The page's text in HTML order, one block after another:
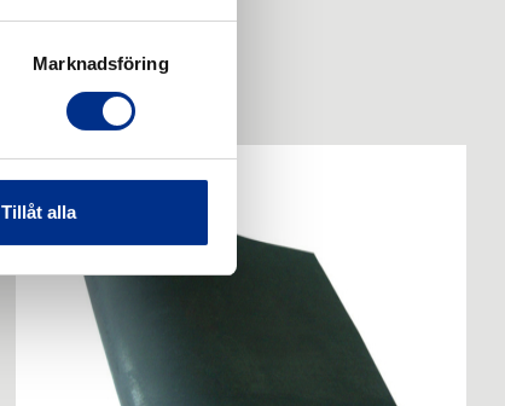
Marknadsföring
Tillåt alla